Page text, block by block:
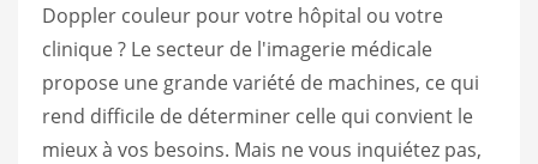
Doppler couleur pour votre hôpital ou votre
clinique ? Le secteur de l'imagerie médicale
propose une grande variété de machines, ce qui
rend difficile de déterminer celle qui convient le
mieux à vos besoins. Mais ne vous inquiétez pas,